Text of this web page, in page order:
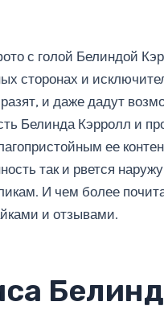
с голой Белиндой
сторонах и
и даже дадут
Белинда Кэрролл и
ее
так и рвется
И чем более
и отзывами.